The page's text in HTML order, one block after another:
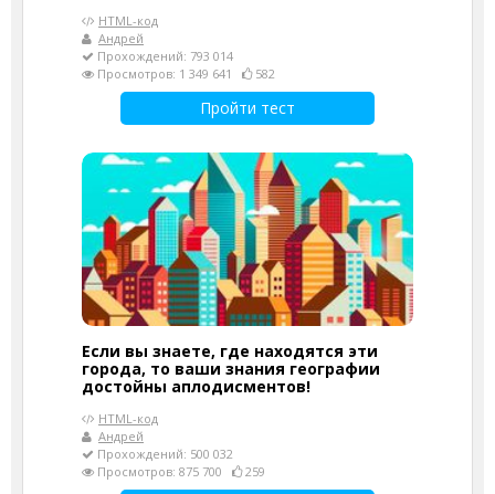
HTML-код
Андрей
Прохождений: 793 014
Просмотров: 1 349 641
582
Пройти тест
Если вы знаете, где находятся эти
города, то ваши знания географии
достойны аплодисментов!
HTML-код
Андрей
Прохождений: 500 032
Просмотров: 875 700
259